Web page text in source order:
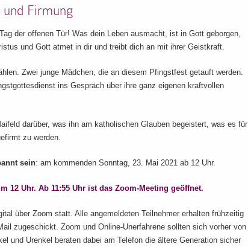
und Firmung
der offenen Tür! Was dein Leben ausmacht, ist in Gott geborgen,
und Gott atmet in dir und treibt dich an mit ihrer Geistkraft.
Zwei junge Mädchen, die an diesem Pfingstfest getauft werden.
ins Gespräch über ihre ganz eigenen kraftvollen
darüber, was ihn am katholischen Glauben begeistert, was es für
zu werden.
sein: am kommenden Sonntag, 23. Mai 2021 ab 12 Uhr.
12 Uhr. Ab 11:55 Uhr ist das Zoom-Meeting geöffnet.
über Zoom statt. Alle angemeldeten Teilnehmer erhalten frühzeitig
zugeschickt. Zoom und Online-Unerfahrene sollten sich vorher von
und Urenkel beraten dabei am Telefon die ältere Generation sicher